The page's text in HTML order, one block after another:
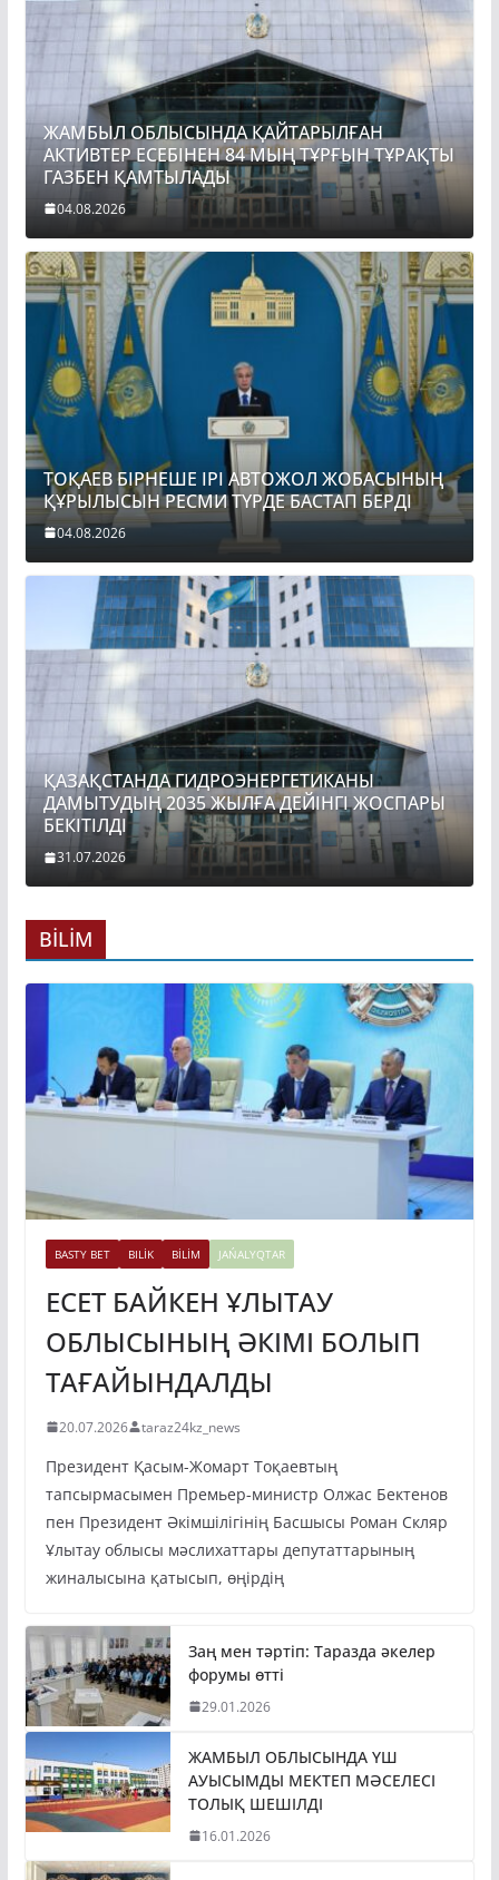
ЖАМБЫЛ ОБЛЫСЫНДА ҚАЙТАРЫЛҒАН
АКТИВТЕР ЕСЕБІНЕН 84 МЫҢ ТҰРҒЫН ТҰРАҚТЫ
ГАЗБЕН ҚАМТЫЛАДЫ
04.08.2026
ТОҚАЕВ БІРНЕШЕ ІРІ АВТОЖОЛ ЖОБАСЫНЫҢ
ҚҰРЫЛЫСЫН РЕСМИ ТҮРДЕ БАСТАП БЕРДІ
04.08.2026
ҚАЗАҚСТАНДА ГИДРОЭНЕРГЕТИКАНЫ
ДАМЫТУДЫҢ 2035 ЖЫЛҒА ДЕЙІНГІ ЖОСПАРЫ
БЕКІТІЛДІ
31.07.2026
BİLİM
BASTY BET BILİK BİLİM JAŃALYQTAR
ЕСЕТ БАЙКЕН ҰЛЫТАУ
ОБЛЫСЫНЫҢ ӘКІМІ БОЛЫП
ТАҒАЙЫНДАЛДЫ
20.07.2026 taraz24kz_news
Президент Қасым-Жомарт Тоқаевтың
тапсырмасымен Премьер-министр Олжас Бектенов
пен Президент Әкімшілігінің Басшысы Роман Скляр
Ұлытау облысы мәслихаттары депутаттарының
жиналысына қатысып, өңірдің
Заң мен тәртіп: Таразда әкелер
форумы өтті
29.01.2026
ЖАМБЫЛ ОБЛЫСЫНДА ҮШ
АУЫСЫМДЫ МЕКТЕП МӘСЕЛЕСІ
ТОЛЫҚ ШЕШІЛДІ
16.01.2026